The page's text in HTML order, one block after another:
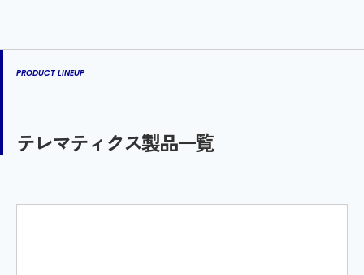
PRODUCT LINEUP
テレマティクス製品一覧